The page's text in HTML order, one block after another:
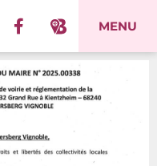
MENU